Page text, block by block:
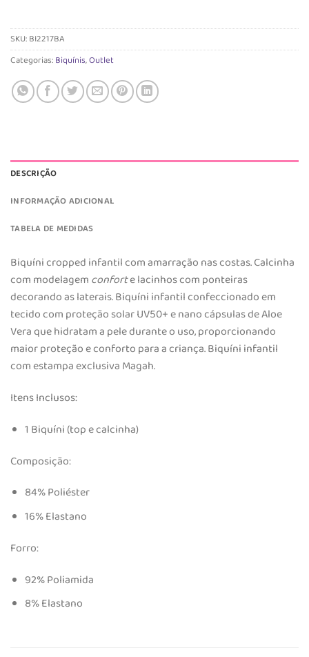
SKU:BI2217BA
Categorias:Biquínis,Outlet
DESCRIÇÃO
INFORMAÇÃO ADICIONAL
TABELA DE MEDIDAS
Biquíni cropped infantil com amarração nas costas. Calcinha
com modelagem conforte lacinhos com ponteiras
decorando as laterais. Biquíni infantil confeccionado em
tecido com proteção solar UV50+ e nano cápsulas de Aloe
Vera que hidratam a pele durante o uso, proporcionando
maior proteção e conforto para a criança. Biquíni infantil
com estampa exclusiva Magah.
Itens Inclusos:
1 Biquíni (top e calcinha)
Composição:
84% Poliéster
16% Elastano
Forro:
92% Poliamida
8% Elastano